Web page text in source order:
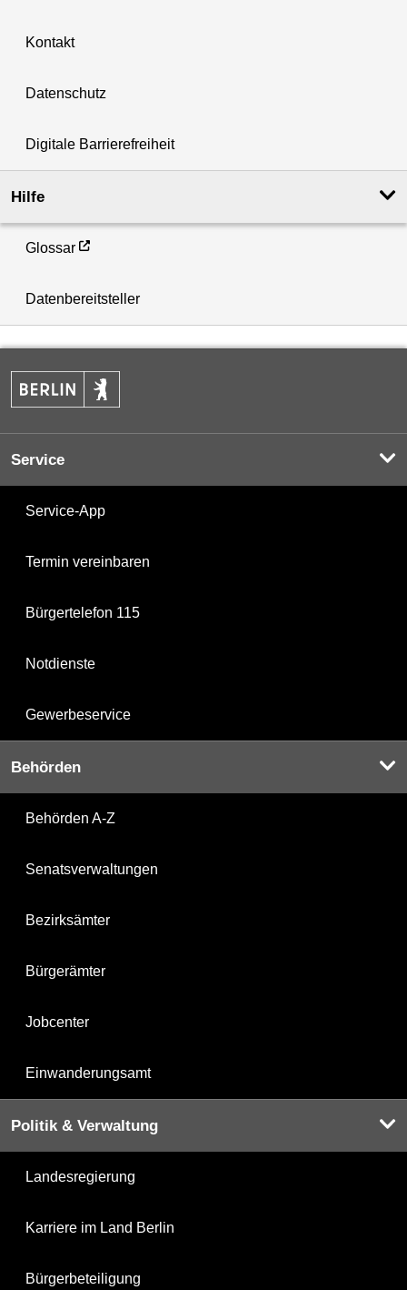
Kontakt
Datenschutz
Digitale Barrierefreiheit
Hilfe
Glossar
Datenbereitsteller
Service
Service-App
Termin vereinbaren
Bürgertelefon 115
Notdienste
Gewerbeservice
Behörden
Behörden A-Z
Senatsverwaltungen
Bezirksämter
Bürgerämter
Jobcenter
Einwanderungsamt
Politik & Verwaltung
Landesregierung
Karriere im Land Berlin
Bürgerbeteiligung